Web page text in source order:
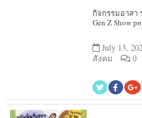
กิจกรรมอาสา
Gen Z Show
July 13,
สังคม
0